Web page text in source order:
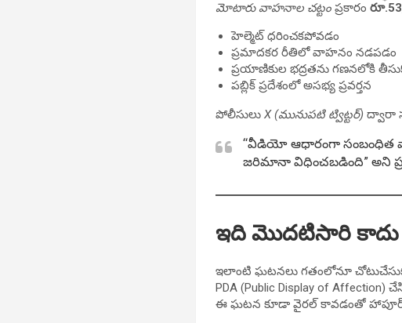
మోటారు వాహనాల చట్టం ప్రకారం
హెల్మెట్ ధరించకపోవడం
ప్రమాదకర రీతిలో వాహనం నడపడం
ప్రయాణికుల భద్రతను గణనలోకి
పబ్లిక్ ప్రదేశంలో అసభ్య ప్రవర్తన
పోలీసులుX (మునుపటి ట్విట్టర్) ద్వారా
“వీడియో ఆధారంగా సంబంధిత
జరిమానా విధించబడింది” అని
ఇది మొదటిసారి కాదు
ఇలాంటి ఘటనలు గతంలోనూ
PDA (Public Display of
ఈ ఘటన కూడా వైరల్ కావడంతో హాపూర్